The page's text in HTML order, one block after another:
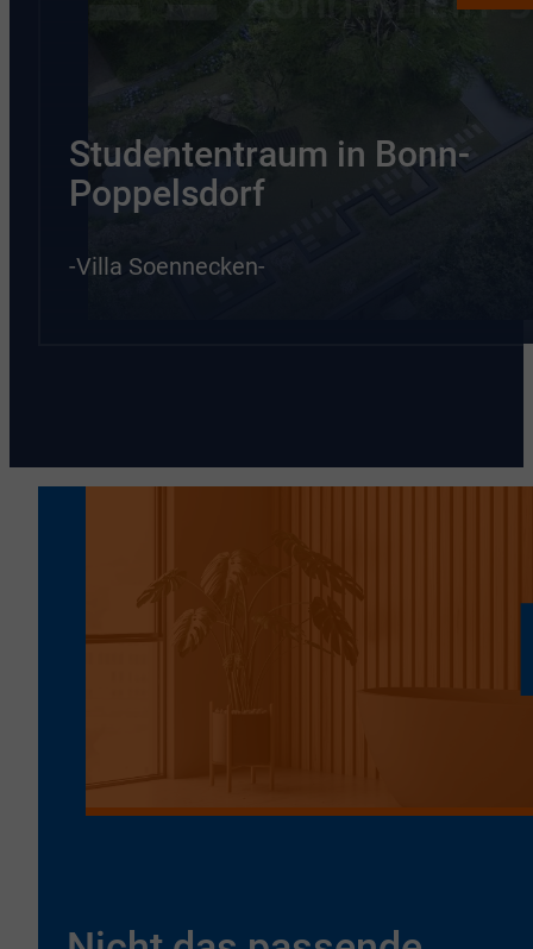
Studententraum in Bonn-
Poppelsdorf
-Villa Soennecken-